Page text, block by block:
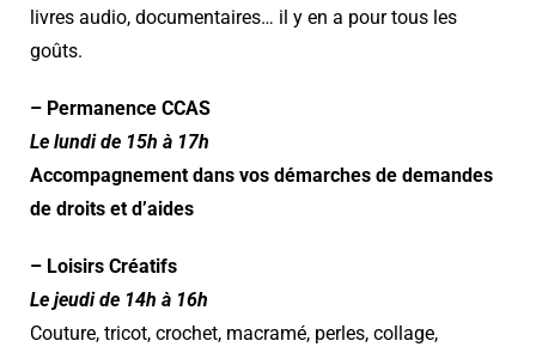
livres audio, documentaires… il y en a pour tous les
goûts.
– Permanence CCAS
Le lundi de 15h à 17h
Accompagnement dans vos démarches de demandes
de droits et d’aides
– Loisirs Créatifs
Le jeudi de 14h à 16h
Couture, tricot, crochet, macramé, perles, collage,